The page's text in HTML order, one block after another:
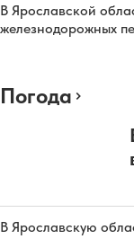
В Ярославской
железнодорожных
Погода
В Ярославскую